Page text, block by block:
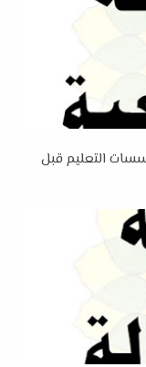
التعليم قبل